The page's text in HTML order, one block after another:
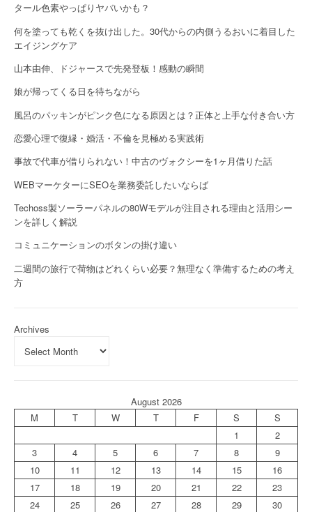
タール色素やっぱりヤバいかも？
何を塗っても乾くを抜け出した。30代からの内側うるおいに着目した
エイジングケア
山本由伸、ドジャースで先発登板！感動の瞬間
娘が帰ってくる日を待ちながら
風呂のパッキンがピンク色になる原因とは？正体と上手な付き合い方
恋愛心理で復縁・婚活・不倫を見極める実践術
事故で代車が借りられない！中古のヴォクシーを1ヶ月借りた話
WEBマーケターにSEOを業務委託したいならば
Techoss製ソーラーパネルの80Wモデルが注目される理由と活用シー
ンを詳しく解説
コミュニケーションのボタンの掛け違い
二週間の旅行で荷物はどれくらい必要？無理なく準備するための考え
方
Archives
August 2026
M
T W T F S
S
1
2
3
4 5 6 7 8
9
10
11 12 13 14 15
16
17
18 19 20 21 22
23
24
25 26 27 28 29 30